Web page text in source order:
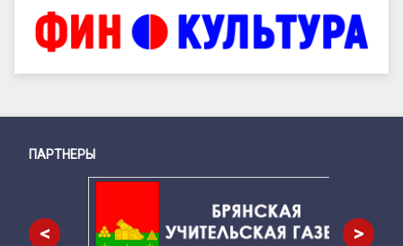
Снизу
ПАРТНЕРЫ
< >